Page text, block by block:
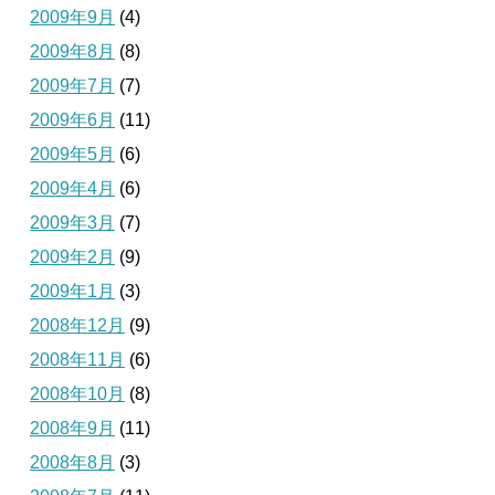
2009年9月 (4)
2009年8月 (8)
2009年7月 (7)
2009年6月 (11)
2009年5月 (6)
2009年4月 (6)
2009年3月 (7)
2009年2月 (9)
2009年1月 (3)
2008年12月 (9)
2008年11月 (6)
2008年10月 (8)
2008年9月 (11)
2008年8月 (3)